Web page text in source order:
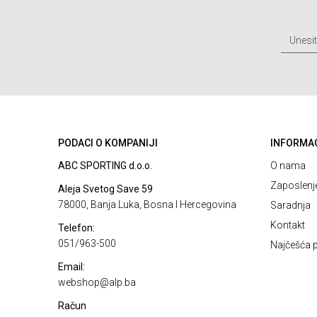
PODACI O KOMPANIJI
ABC SPORTING d.o.o.
Aleja Svetog Save 59
78000, Banja Luka, Bosna I Hercegovina
Telefon:
051/963-500
Email:
webshop@alp.ba
Račun
O nama
Saradnja
Kontakt
Najčešća